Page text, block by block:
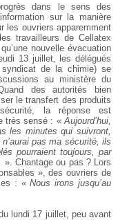
dans le sens des
sur la manière
les ouvriers apparemment
travailleurs de Cellatex
nouvelle évacuation
13 juillet, les délégués
de la chimie) se
au ministère du
des autorités bien
le transfert des produits
la réponse est
très sensé : «Aujourd’hui,
les minutes qui suivront,
pas ma sécurité, ils
pourraient toujours, par
». Chantage ou pas ? Lors
», des ouvriers de
: «Nous irons jusqu’au
lundi 17 juillet, peu avant